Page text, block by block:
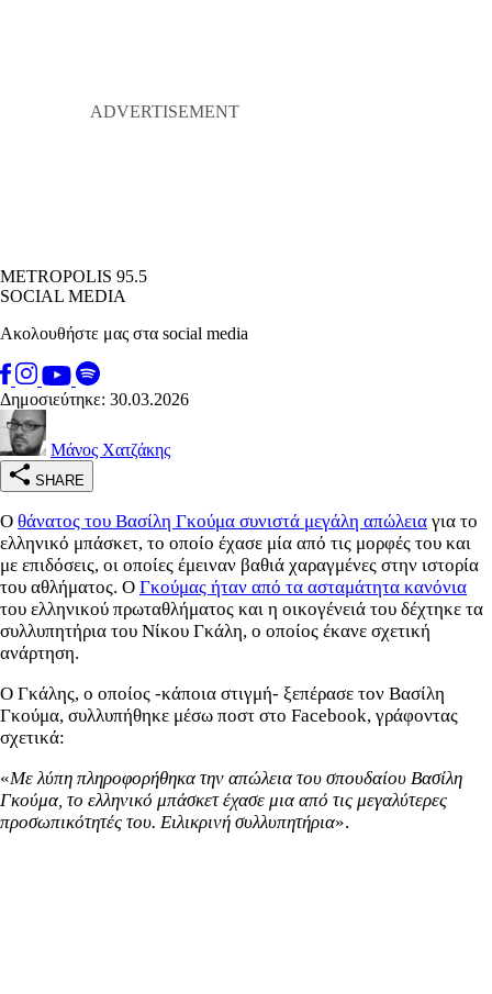
METROPOLIS 95.5
SOCIAL MEDIA
Ακολουθήστε μας στα social media
Δημοσιεύτηκε: 30.03.2026
Μάνος Χατζάκης
SHARE
Ο θάνατος του Βασίλη Γκούμα συνιστά μεγάλη απώλεια για το
ελληνικό μπάσκετ, το οποίο έχασε μία από τις μορφές του και
με επιδόσεις, οι οποίες έμειναν βαθιά χαραγμένες στην ιστορία
του αθλήματος. Ο Γκούμας ήταν από τα ασταμάτητα κανόνια
του ελληνικού πρωταθλήματος και η οικογένειά του δέχτηκε τα
συλλυπητήρια του Νίκου Γκάλη, ο οποίος έκανε σχετική
ανάρτηση.
Ο Γκάλης, ο οποίος -κάποια στιγμή- ξεπέρασε τον Βασίλη
Γκούμα, συλλυπήθηκε μέσω ποστ στο Facebook, γράφοντας
σχετικά:
«Με λύπη πληροφορήθηκα την απώλεια του σπουδαίου Βασίλη
Γκούμα, το ελληνικό μπάσκετ έχασε μια από τις μεγαλύτερες
προσωπικότητές του. Ειλικρινή συλλυπητήρια».